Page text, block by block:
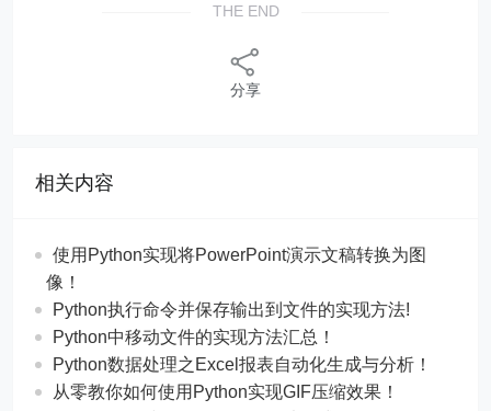
THE END
分享
相关内容
使用Python实现将PowerPoint演示文稿转换为图
像！
Python执行命令并保存输出到文件的实现方法!
Python中移动文件的实现方法汇总！
Python数据处理之Excel报表自动化生成与分析！
从零教你如何使用Python实现GIF压缩效果！